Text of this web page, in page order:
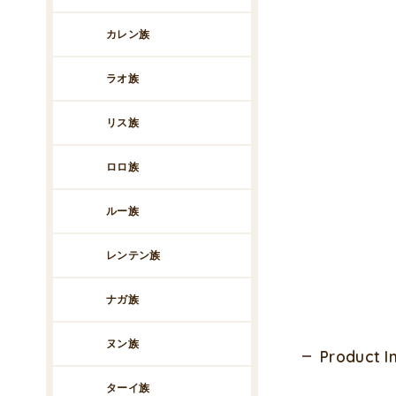
Product
カレン族
ラオ族
リス族
ロロ族
ルー族
レンテン族
ナガ族
ヌン族
ターイ族